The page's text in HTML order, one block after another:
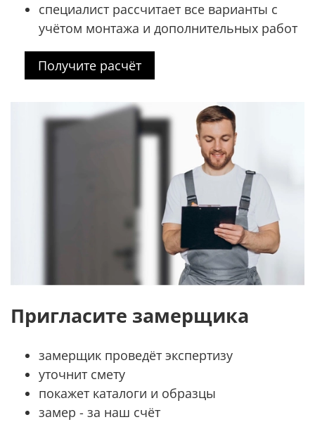
специалист рассчитает все варианты с
учётом монтажа и дополнительных работ
Получите расчёт
Пригласите замерщика
замерщик проведёт экспертизу
уточнит смету
покажет каталоги и образцы
замер - за наш счёт